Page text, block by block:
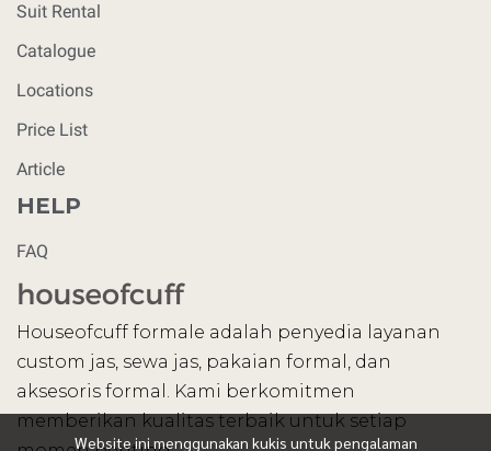
Website ini menggunakan kukis untuk pengalaman
Suit Rental
Catalogue
Locations
Price List
Article
HELP
FAQ
Houseofcuff formale adalah penyedia layanan
custom jas, sewa jas, pakaian formal, dan
aksesoris formal. Kami berkomitmen
memberikan kualitas terbaik untuk setiap